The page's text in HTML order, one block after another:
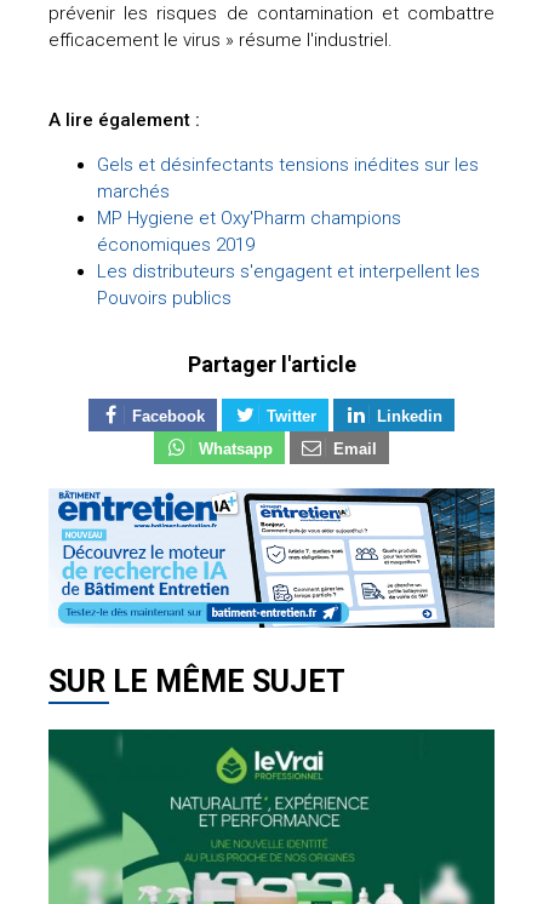
prévenir les risques de contamination et combattre
efficacement le virus » résume l'industriel.
A lire également :
Gels et désinfectants tensions inédites sur les
marchés
MP Hygiene et Oxy'Pharm champions
économiques 2019
Les distributeurs s'engagent et interpellent les
Pouvoirs publics
Partager l'article
Facebook Twitter
Linkedin
Whatsapp
Email
SUR LE MÊME SUJET